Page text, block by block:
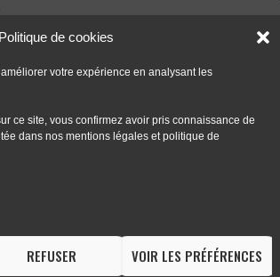
Politique de cookies
votre expérience en analysant les
ce site, vous confirmez avoir pris connaissance de
dans nos mentions légales et politique de
REFUSER VOIR LES PRÉFÉRENCES